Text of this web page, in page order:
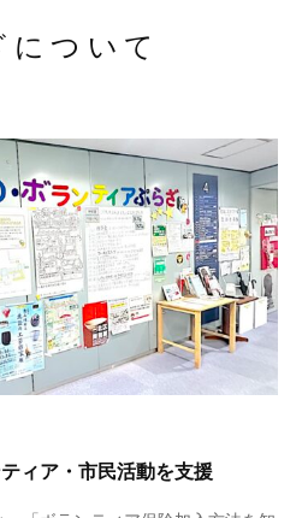
について
ィア・市民活動を支援